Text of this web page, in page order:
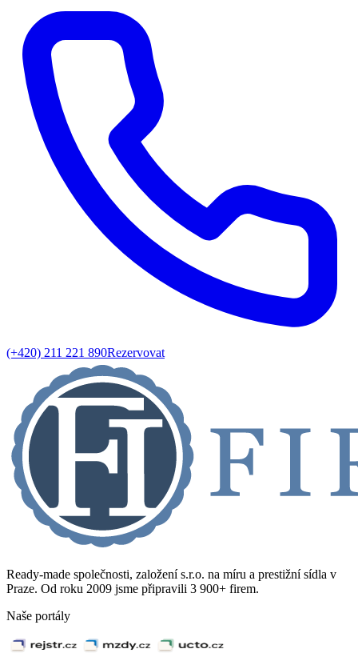
(+420) 211 221 890Rezervovat
Ready-made společnosti, založení s.r.o. na míru a prestižní sídla v
Praze. Od roku 2009 jsme připravili 3 900+ firem.
Naše portály